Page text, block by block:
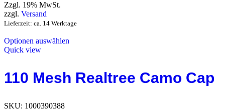
Zzgl. 19% MwSt.
zzgl. Versand
Lieferzeit: ca. 14 Werktage
Optionen auswählen
Quick view
110 Mesh Realtree Camo Cap
SKU: 1000390388